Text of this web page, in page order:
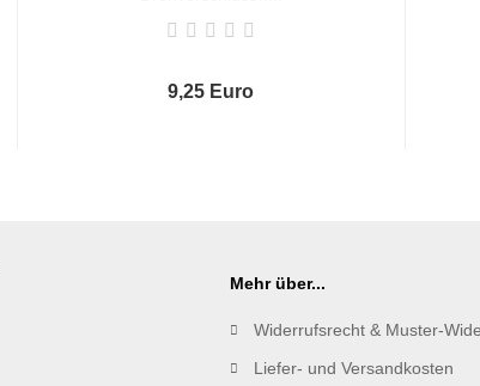
9,25 Euro
Mehr über...
Widerrufsrecht & Muster-
Liefer- und Versandkosten